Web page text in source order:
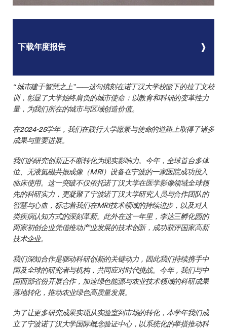
下载年度报告
“城市建于智慧之上”——这句镌刻在诺丁汉大学校徽下的拉丁文校
训，彰显了大学始终肩负的城市使命：以教育和科研的变革性力
量，为我们所在的城市与区域创造价值。
在2024-25学年，我们在践行大学愿景与使命的道路上取得了诸多
成果与重要进展。
我们的研究创新正不断转化为现实影响力。今年，全球首台多体
位、无液氦磁共振成像（MRI）设备在宁波的一家医院成功投入
临床使用。这一突破不仅依托诺丁汉大学在医学影像领域全球领
先的科研实力，更凝聚了宁波诺丁汉大学研究人员与合作团队的
智慧与心血，标志着我们在MRI技术领域的持续进步，以及对人
类疾病认知方式的深刻革新。此外在这一年里，李达三孵化园的
两家初创企业凭借推动产业发展的技术创新，成功获评国家高新
技术企业。
我们深知合作是驱动科研创新的关键动力，因此我们持续携手中
国及全球的研究者与机构，共同应对时代挑战。今年，我们与中
国西部省份开展合作，加速绿色能源与农业技术领域的科研成果
落地转化，推动农业绿色高质量发展。
为了让更多研究成果实现从实验室到市场的转化，本学年我们成
立了宁波诺丁汉大学国际概念验证中心，以系统化的举措推动科